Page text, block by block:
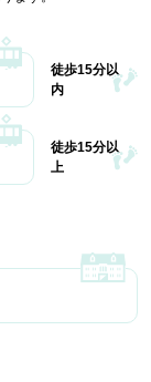
徒歩15分以
内
徒歩15分以
上